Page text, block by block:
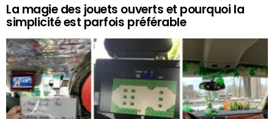
La magie des jouets ouverts et pourquoi la
simplicité est parfois préférable